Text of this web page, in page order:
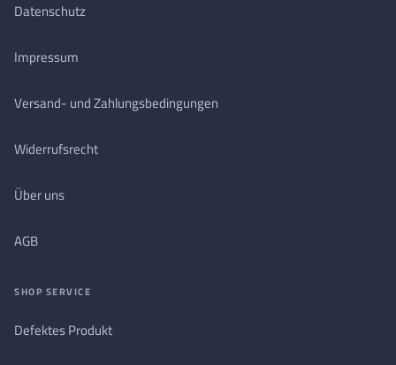
Datenschutz
Impressum
Versand- und Zahlungsbedingungen
Widerrufsrecht
Über uns
AGB
SHOP SERVICE
Defektes Produkt